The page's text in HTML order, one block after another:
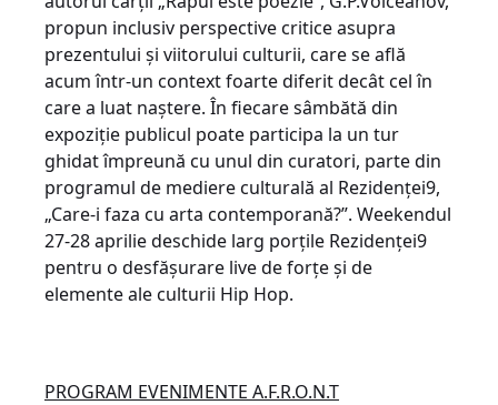
propun inclusiv perspective critice asupra
prezentului și viitorului culturii, care se află
acum într-un context foarte diferit decât cel în
care a luat naștere. În fiecare sâmbătă din
expoziție publicul poate participa la un tur
ghidat împreună cu unul din curatori, parte din
programul de mediere culturală al Rezidenței9,
„Care-i faza cu arta contemporană?”. Weekendul
27-28 aprilie deschide larg porțile Rezidenței9
pentru o desfășurare live de forțe și de
elemente ale culturii Hip Hop.
PROGRAM EVENIMENTE A.F.R.O.N.T